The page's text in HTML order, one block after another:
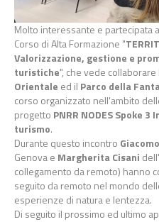
Molto interessante e partecipata
Corso di Alta Formazione "
Valorizzazione, gestione e
turistiche", che vede collaborare
Orientale ed il Parco della
corso organizzato nell'ambito
progetto PNRR NODES Spoke
turismo.
Durante questo incontro
Genova e Margherita Cisani
collegamento da remoto) hanno
seguito da remoto nel mondo
esperienze di natura e lentezza.
Di seguito il prossimo ed ultimo